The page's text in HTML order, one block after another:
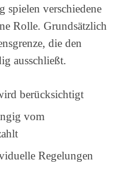
spielen verschiedene
Rolle. Grundsätzlich
die den
ausschließt.
berücksichtigt
vom
Regelungen